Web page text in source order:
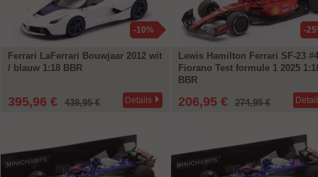
-10%
Ferrari LaFerrari Bouwjaar 2012 wit
/ blauw 1:18 BBR
395,96 € 439,95 € Details
-
Lewis Hamilton Ferrari SF-23
Fiorano Test formule 1 2025
BBR
206,95 € 274,95 €